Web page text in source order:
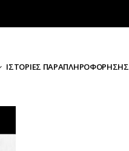
ΙΣΤΟΡΙΕΣ ΠΑΡΑΠΛΗΡΟΦΟΡΗΣΗΣ